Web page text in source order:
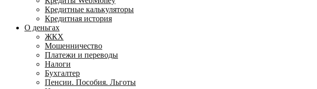
Кредитные калькуляторы
Кредитная история
О деньгах
ЖКХ
Мошенничество
Платежи и переводы
Налоги
Бухгалтер
Пенсии. Пособия. Льготы